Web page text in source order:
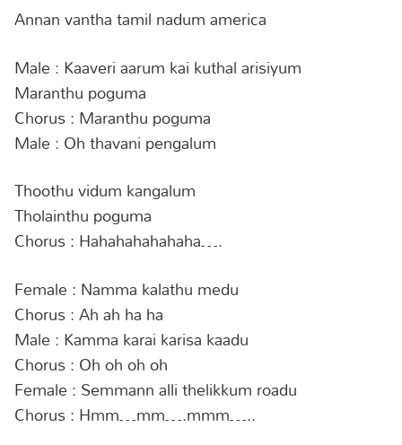
Annan vantha tamil nadum america
Male : Kaaveri aarum kai kuthal arisiyum
Maranthu poguma
Chorus : Maranthu poguma
Male : Oh thavani pengalum
Thoothu vidum kangalum
Tholainthu poguma
Chorus : Hahahahahahaha….
Female : Namma kalathu medu
Chorus : Ah ah ha ha
Male : Kamma karai karisa kaadu
Chorus : Oh oh oh oh
Female : Semmann alli thelikkum roadu
Chorus : Hmm…mm….mmm…..